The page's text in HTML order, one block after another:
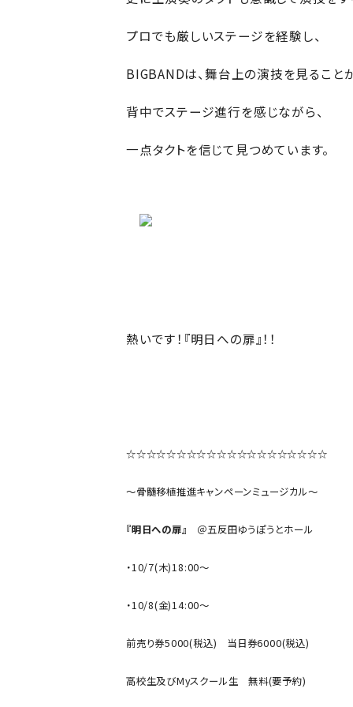
プロでも厳しいステージを経験し、
BIGBANDは、舞台上の演技を見ること
背中でステージ進行を感じながら、
一点タクトを信じて見つめています。
熱いです！『明日への扉』！！
～略して ”
☆☆☆☆☆☆☆☆☆☆☆☆☆☆☆☆☆☆☆☆
～骨髄移植推進キャンペーンミュージカル～
『明日への扉』 ＠五反田ゆうぽうとホール
・10/7(木)18:00～
・10/8(金)14:00～
前売り券5000(税込) 当日券6000(税込)
高校生及びMyスクール生 無料(要予約)